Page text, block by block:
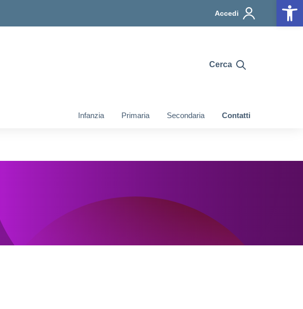
Accedi
Cerca
Infanzia Primaria Secondaria Contatti